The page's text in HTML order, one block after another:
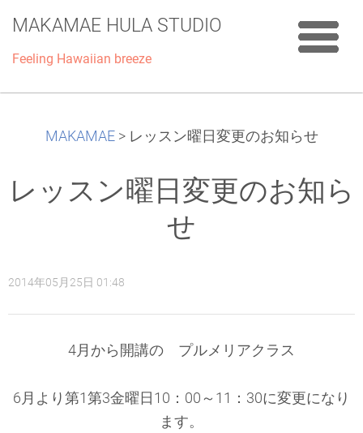
MAKAMAE HULA STUDIO
Feeling Hawaiian breeze
MAKAMAE > レッスン曜日変更のお知らせ
レッスン曜日変更のお知ら
せ
2014年05月25日 01:48
4月から開講の プルメリアクラス
6月より第1第3金曜日10：00～11：30に変更になり
ます。